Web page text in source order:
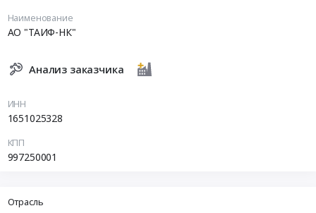
Наименование
АО "ТАИФ-НК"
Анализ заказчика
ИНН
1651025328
КПП
997250001
Отрасль